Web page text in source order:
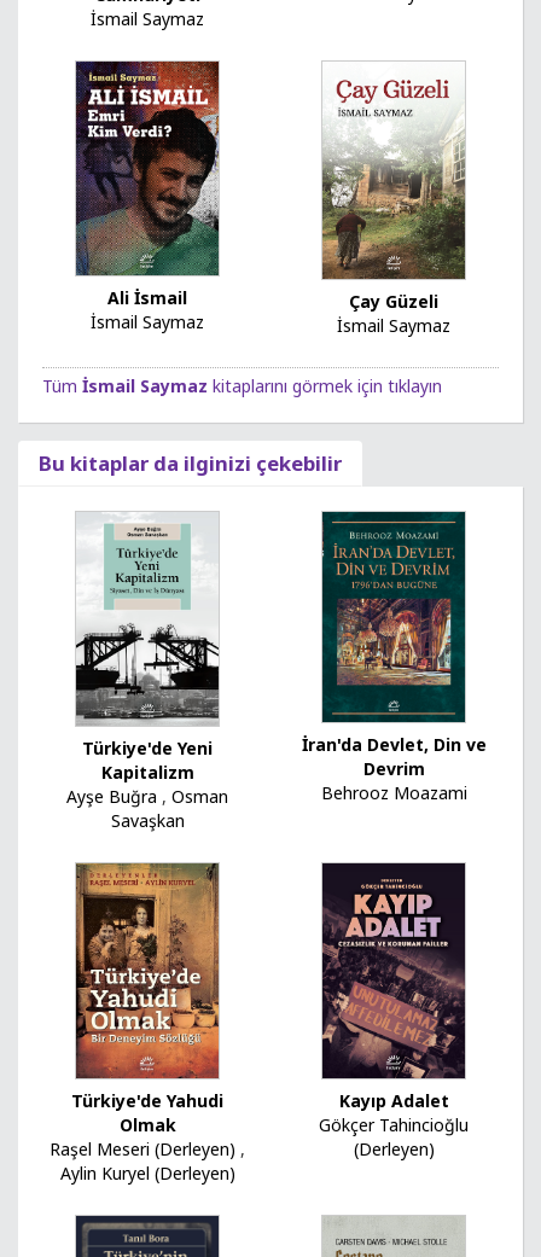
İsmail Saymaz
Ali İsmail
İsmail Saymaz
Çay Güzeli
İsmail Saymaz
Tüm İsmail Saymaz kitaplarını görmek için tıklayın
Bu kitaplar da ilginizi çekebilir
Türkiye'de Yeni
Kapitalizm
Ayşe Buğra , Osman
Savaşkan
İran'da Devlet, Din ve
Devrim
Behrooz Moazami
Türkiye'de Yahudi
Olmak
Raşel Meseri (Derleyen) ,
Aylin Kuryel (Derleyen)
Kayıp Adalet
Gökçer Tahincioğlu
(Derleyen)